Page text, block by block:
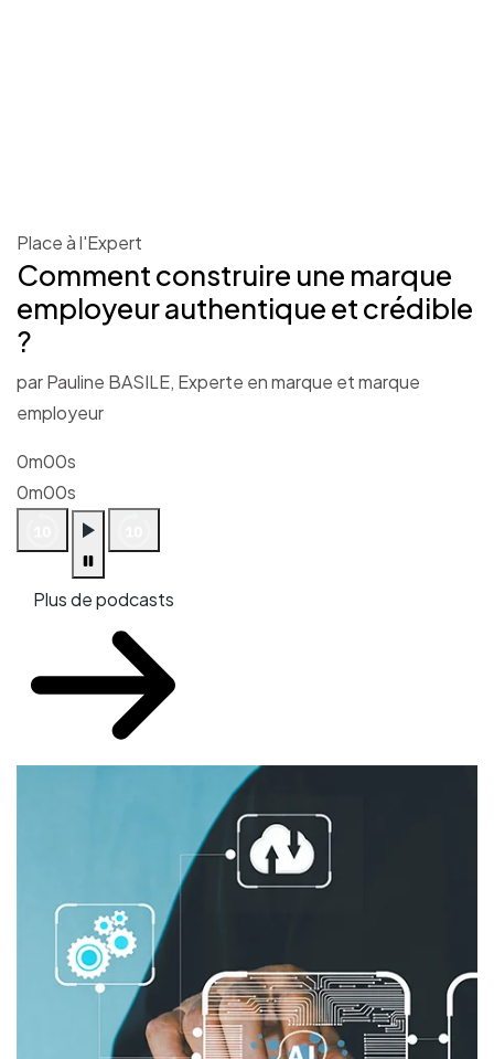
Place à l'Expert
Comment construire une marque
employeur authentique et crédible
?
par Pauline BASILE, Experte en marque et marque
employeur
0m00s
0m00s
Plus de podcasts